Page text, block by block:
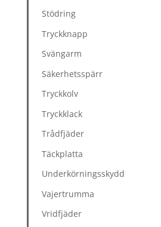
Stödring
Tryckknapp
Svängarm
Säkerhetsspärr
Tryckkolv
Tryckklack
Trådfjäder
Täckplatta
Underkörningsskydd
Vajertrumma
Vridfjäder